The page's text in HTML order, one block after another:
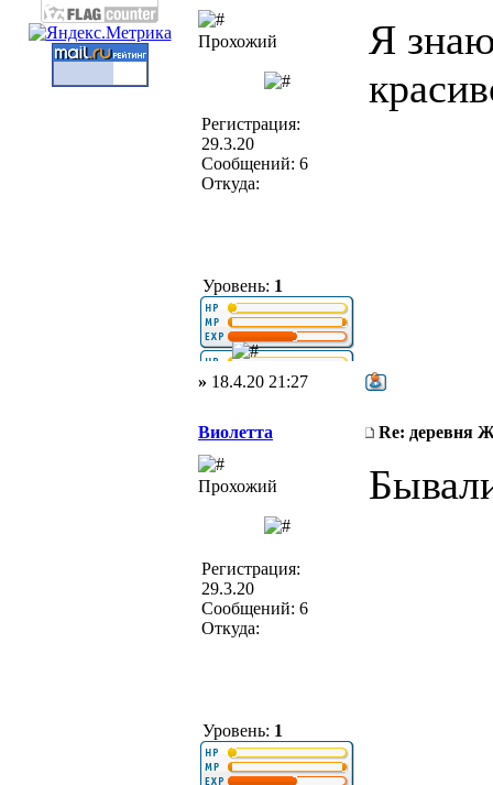
Прохожий
Регистрация:
29.3.20
Сообщений: 6
Откуда:
Уровень: 1
Я
» 18.4.20 21:27
Виолетта Re: деревня
Прохожий
Регистрация:
29.3.20
Сообщений: 6
Откуда:
Уровень: 1